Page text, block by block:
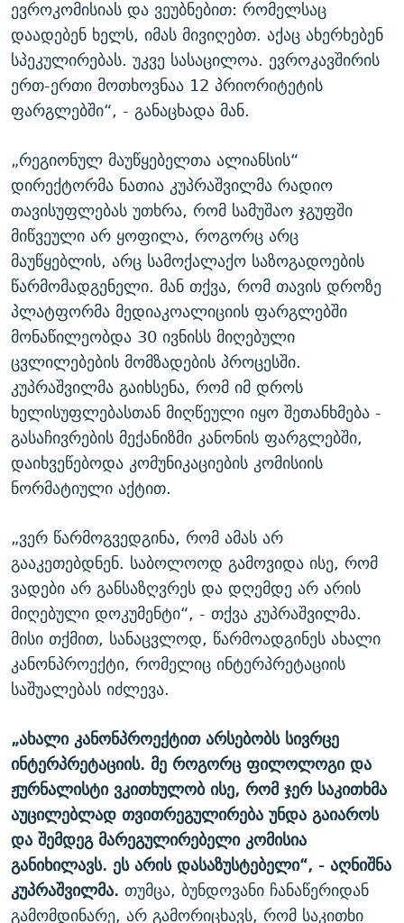
ევროკომისიას და ვეუბნებით: რომელსაც
დაადებენ ხელს, იმას მივიღებთ. აქაც ახერხებენ
სპეკულირებას. უკვე სასაცილოა. ევროკავშირის
ერთ-ერთი მოთხოვნაა 12 პრიორიტეტის
ფარგლებში“, - განაცხადა მან.
„რეგიონულ მაუწყებელთა ალიანსის“
დირექტორმა ნათია კუპრაშვილმა რადიო
თავისუფლებას უთხრა, რომ სამუშაო ჯგუფში
მიწვეული არ ყოფილა, როგორც არც
მაუწყებლის, არც სამოქალაქო საზოგადოების
წარმომადგენელი. მან თქვა, რომ თავის დროზე
პლატფორმა მედიაკოალიციის ფარგლებში
მონაწილეობდა 30 ივნისს მიღებული
ცვლილებების მომზადების პროცესში.
კუპრაშვილმა გაიხსენა, რომ იმ დროს
ხელისუფლებასთან მიღწეული იყო შეთანხმება -
გასაჩივრების მექანიზმი კანონის ფარგლებში,
დაიხვეწებოდა კომუნიკაციების კომისიის
ნორმატიული აქტით.
„ვერ წარმოგვედგინა, რომ ამას არ
გააკეთებდნენ. საბოლოოდ გამოვიდა ისე, რომ
ვადები არ განსაზღვრეს და დღემდე არ არის
მიღებული დოკუმენტი“, - თქვა კუპრაშვილმა.
მისი თქმით, სანაცვლოდ, წარმოადგინეს ახალი
კანონპროექტი, რომელიც ინტერპრეტაციის
საშუალებას იძლევა.
„ახალი კანონპროექტით არსებობს სივრცე
ინტერპრეტაციის. მე როგორც ფილოლოგი და
ჟურნალისტი ვკითხულობ ისე, რომ ჯერ საკითხმა
აუცილებლად თვითრეგულირება უნდა გაიაროს
და შემდეგ მარეგულირებელი კომისია
განიხილავს. ეს არის დასაზუსტებელი“, - აღნიშნა
კუპრაშვილმა. თუმცა, ბუნდოვანი ჩანაწერიდან
გამომდინარე, არ გამორიცხავს, რომ საკითხი